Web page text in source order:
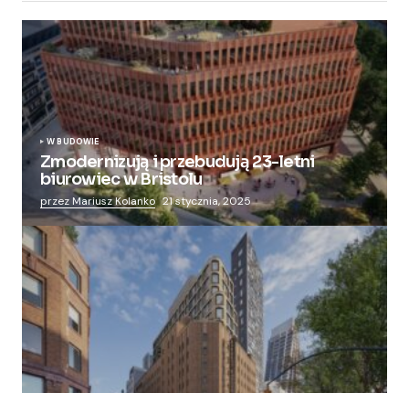
W BUDOWIE
Zmodernizują i przebudują 23-letni
biurowiec w Bristolu
przez Mariusz Kolanko 21 stycznia, 2025